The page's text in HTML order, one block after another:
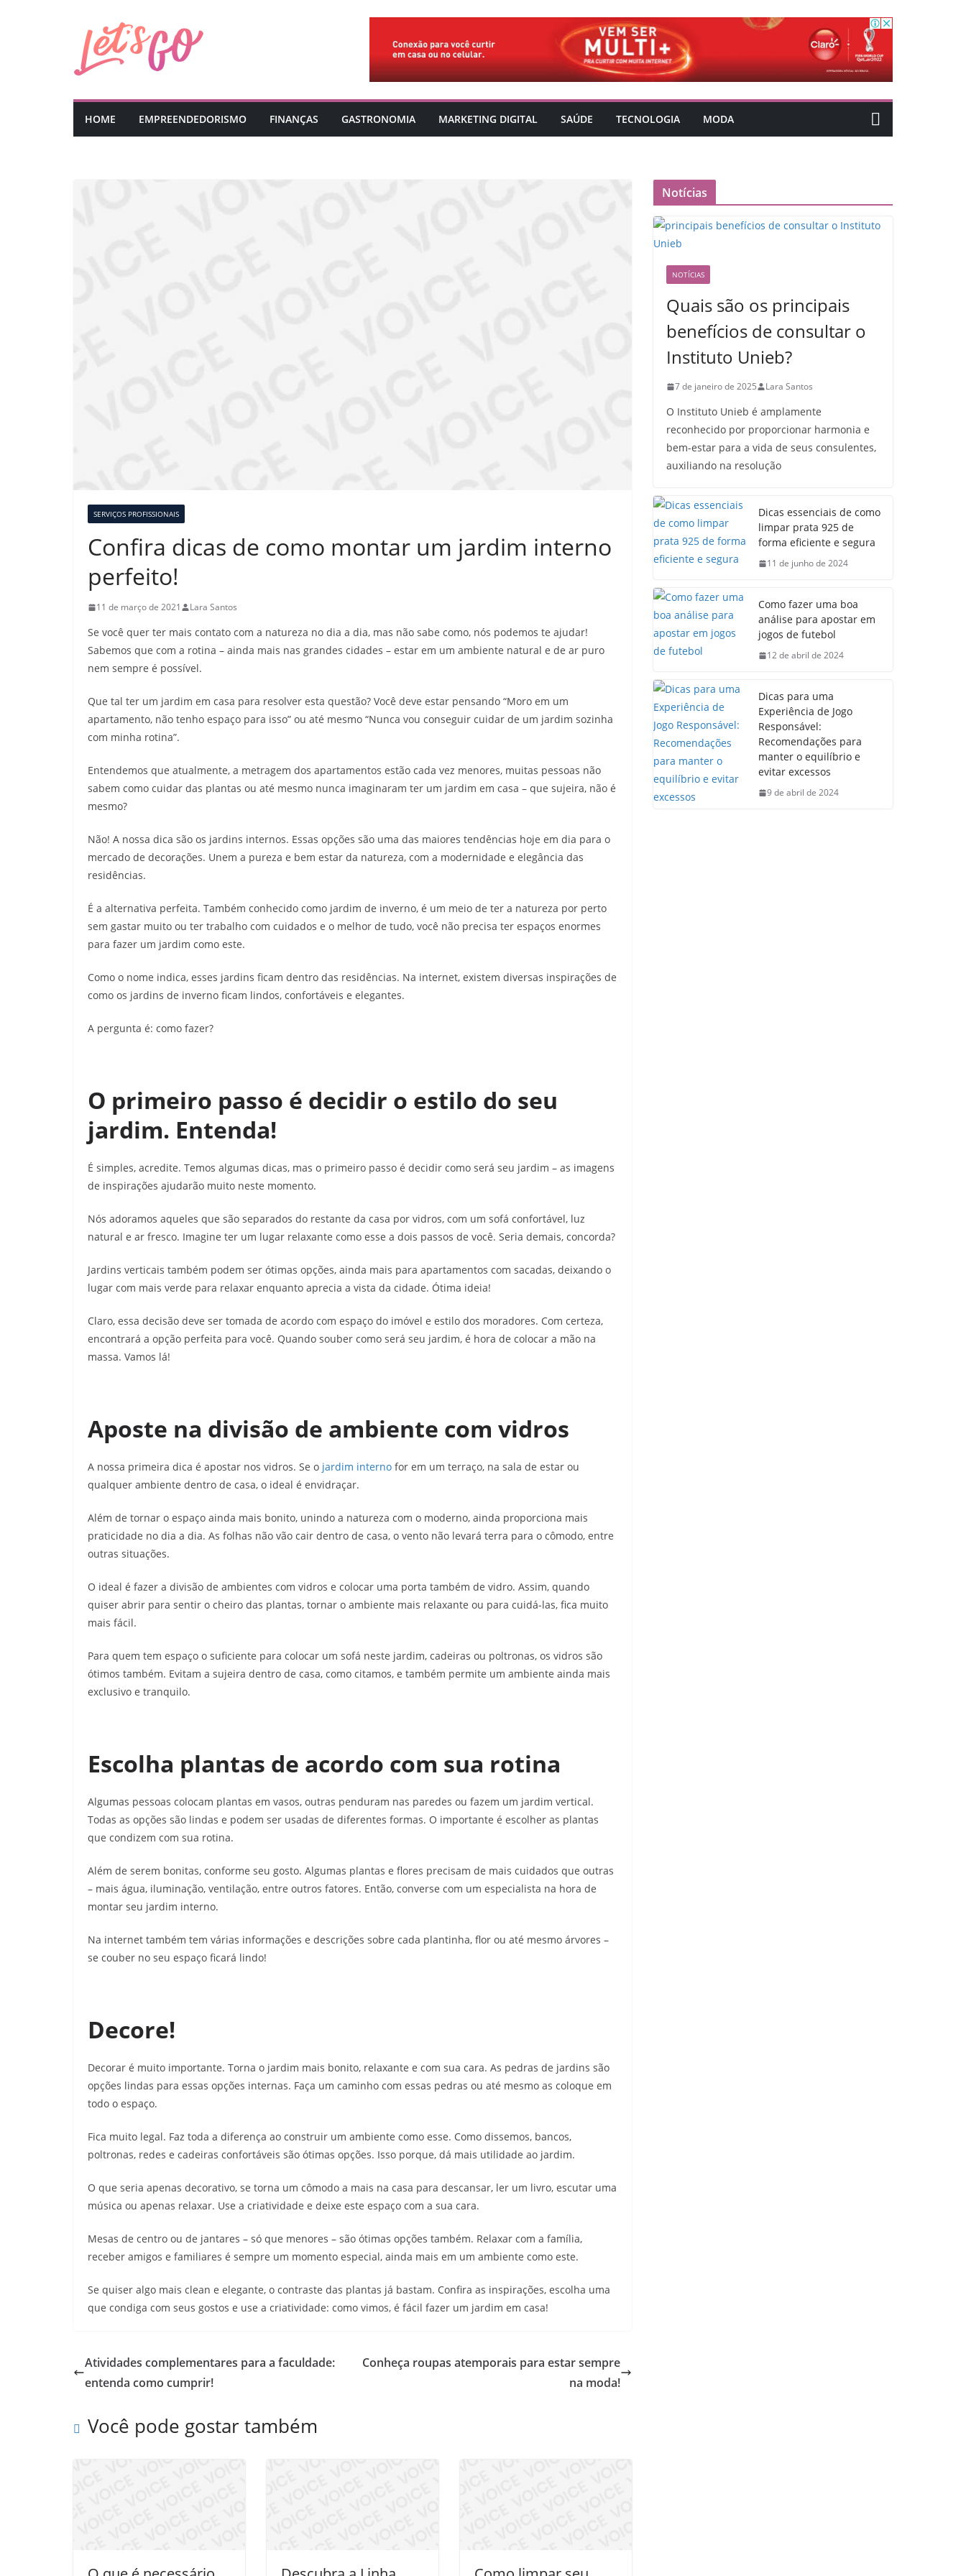
HOME EMPREENDEDORISMO FINANÇAS GASTRONOMIA MARKETING DIGITAL SAÚDE TECNOLOGIA MODA
SERVIÇOS PROFISSIONAIS
Confira dicas de como montar um jardim interno
perfeito!
11 de março de 2021 Lara Santos
Se você quer ter mais contato com a natureza no dia a dia, mas não sabe como, nós podemos te ajudar!
Sabemos que com a rotina – ainda mais nas grandes cidades – estar em um ambiente natural e de ar puro
nem sempre é possível.
Que tal ter um jardim em casa para resolver esta questão? Você deve estar pensando “Moro em um
apartamento, não tenho espaço para isso” ou até mesmo “Nunca vou conseguir cuidar de um jardim sozinha
com minha rotina”.
Entendemos que atualmente, a metragem dos apartamentos estão cada vez menores, muitas pessoas não
sabem como cuidar das plantas ou até mesmo nunca imaginaram ter um jardim em casa – que sujeira, não é
mesmo?
Não! A nossa dica são os jardins internos. Essas opções são uma das maiores tendências hoje em dia para o
mercado de decorações. Unem a pureza e bem estar da natureza, com a modernidade e elegância das
residências.
É a alternativa perfeita. Também conhecido como jardim de inverno, é um meio de ter a natureza por perto
sem gastar muito ou ter trabalho com cuidados e o melhor de tudo, você não precisa ter espaços enormes
para fazer um jardim como este.
Como o nome indica, esses jardins ficam dentro das residências. Na internet, existem diversas inspirações de
como os jardins de inverno ficam lindos, confortáveis e elegantes.
A pergunta é: como fazer?
O primeiro passo é decidir o estilo do seu
jardim. Entenda!
É simples, acredite. Temos algumas dicas, mas o primeiro passo é decidir como será seu jardim – as imagens
de inspirações ajudarão muito neste momento.
Nós adoramos aqueles que são separados do restante da casa por vidros, com um sofá confortável, luz
natural e ar fresco. Imagine ter um lugar relaxante como esse a dois passos de você. Seria demais, concorda?
Jardins verticais também podem ser ótimas opções, ainda mais para apartamentos com sacadas, deixando o
lugar com mais verde para relaxar enquanto aprecia a vista da cidade. Ótima ideia!
Claro, essa decisão deve ser tomada de acordo com espaço do imóvel e estilo dos moradores. Com certeza,
encontrará a opção perfeita para você. Quando souber como será seu jardim, é hora de colocar a mão na
massa. Vamos lá!
Aposte na divisão de ambiente com vidros
A nossa primeira dica é apostar nos vidros. Se o jardim interno for em um terraço, na sala de estar ou
qualquer ambiente dentro de casa, o ideal é envidraçar.
Além de tornar o espaço ainda mais bonito, unindo a natureza com o moderno, ainda proporciona mais
praticidade no dia a dia. As folhas não vão cair dentro de casa, o vento não levará terra para o cômodo, entre
outras situações.
O ideal é fazer a divisão de ambientes com vidros e colocar uma porta também de vidro. Assim, quando
quiser abrir para sentir o cheiro das plantas, tornar o ambiente mais relaxante ou para cuidá-las, fica muito
mais fácil.
Para quem tem espaço o suficiente para colocar um sofá neste jardim, cadeiras ou poltronas, os vidros são
ótimos também. Evitam a sujeira dentro de casa, como citamos, e também permite um ambiente ainda mais
exclusivo e tranquilo.
Escolha plantas de acordo com sua rotina
Algumas pessoas colocam plantas em vasos, outras penduram nas paredes ou fazem um jardim vertical.
Todas as opções são lindas e podem ser usadas de diferentes formas. O importante é escolher as plantas
que condizem com sua rotina.
Além de serem bonitas, conforme seu gosto. Algumas plantas e flores precisam de mais cuidados que outras
– mais água, iluminação, ventilação, entre outros fatores. Então, converse com um especialista na hora de
montar seu jardim interno.
Na internet também tem várias informações e descrições sobre cada plantinha, flor ou até mesmo árvores –
se couber no seu espaço ficará lindo!
Decore!
Decorar é muito importante. Torna o jardim mais bonito, relaxante e com sua cara. As pedras de jardins são
opções lindas para essas opções internas. Faça um caminho com essas pedras ou até mesmo as coloque em
todo o espaço.
Fica muito legal. Faz toda a diferença ao construir um ambiente como esse. Como dissemos, bancos,
poltronas, redes e cadeiras confortáveis são ótimas opções. Isso porque, dá mais utilidade ao jardim.
O que seria apenas decorativo, se torna um cômodo a mais na casa para descansar, ler um livro, escutar uma
música ou apenas relaxar. Use a criatividade e deixe este espaço com a sua cara.
Mesas de centro ou de jantares – só que menores – são ótimas opções também. Relaxar com a família,
receber amigos e familiares é sempre um momento especial, ainda mais em um ambiente como este.
Se quiser algo mais clean e elegante, o contraste das plantas já bastam. Confira as inspirações, escolha uma
que condiga com seus gostos e use a criatividade: como vimos, é fácil fazer um jardim em casa!
Atividades complementares para a faculdade:
entenda como cumprir!
Conheça roupas atemporais para estar sempre
na moda!
Você pode gostar também
Notícias
NOTÍCIAS
Quais são os principais
benefícios de consultar o
Instituto Unieb?
7 de janeiro de 2025 Lara Santos
O Instituto Unieb é amplamente
reconhecido por proporcionar harmonia e
bem-estar para a vida de seus consulentes,
auxiliando na resolução
Dicas essenciais de como
limpar prata 925 de
forma eficiente e segura
11 de junho de 2024
Como fazer uma boa
análise para apostar em
jogos de futebol
12 de abril de 2024
Dicas para uma
Experiência de Jogo
Responsável:
Recomendações para
manter o equilíbrio e
evitar excessos
9 de abril de 2024